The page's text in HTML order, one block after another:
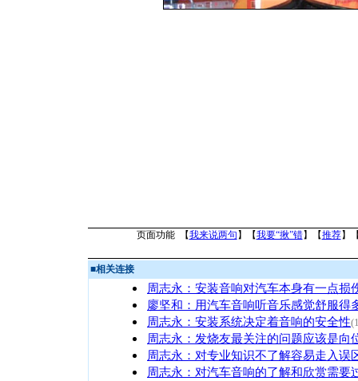
页面功能 【我来说两句 】【我要“揪”错】【推荐】
■相关连接
周志永：安装音响对汽车本身有一点损
廖坚和：用汽车音响听音乐感觉舒服得
周志永：安装系统决定着音响的安全性
周志永：发烧友最关注的问题应该是向
周志永：对专业知识不了解容易走入误
周志永：对汽车音响的了解和欣赏需要